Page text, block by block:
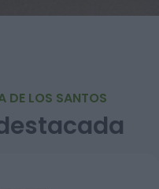
DE LOS SANTOS